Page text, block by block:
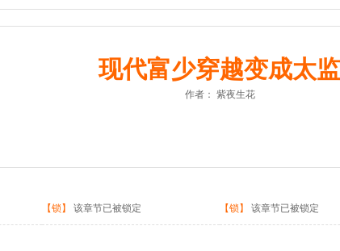
现代富少穿越变成太监
作者： 紫夜生花
【锁】 该章节已被锁定 【锁】 该章节已被锁定